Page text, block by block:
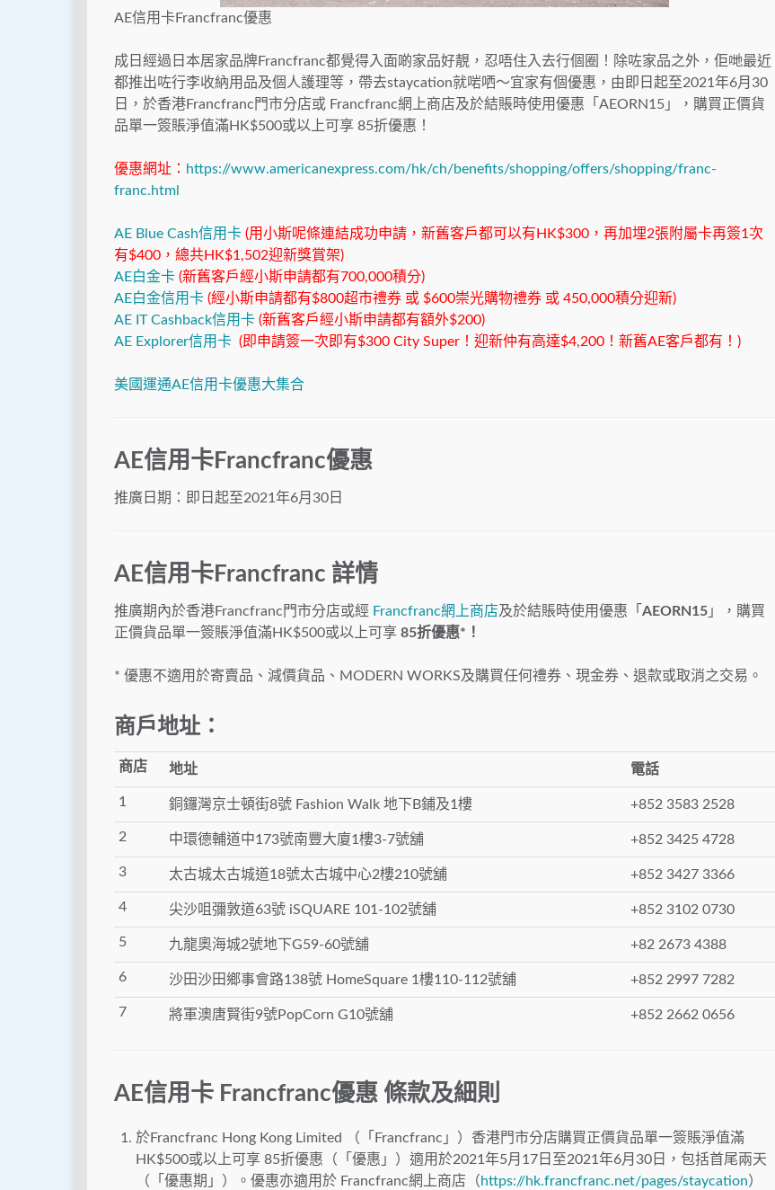
AE信用卡Francfranc優惠
成日經過日本居家品牌Francfranc都覺得入面啲家品好靚，忍唔住入去行個圈！除咗家品之外，佢哋最近
都推出咗行李收納用品及個人護理等，帶去staycation就啱哂～宜家有個優惠，由即日起至2021年6月30
日，於香港Francfranc⾨市分店或 Francfranc網上商店及於結賬時使用優惠「AEORN15」，購買正價貨
品單⼀簽賬淨值滿HK$500或以上可享 85折優惠！
優惠網址： https://www.americanexpress.com/hk/ch/benefits/shopping/offers/shopping/franc-
franc.html
AE Blue Cash信用卡 (用小斯呢條連結成功申請，新舊客戶都可以有HK$300，再加埋2張附屬卡再簽1次
有$400，總共HK$1,502迎新獎賞架)
AE白金卡 (新舊客戶經小斯申請都有700,000積分)
AE白金信用卡 (經小斯申請都有$800超市禮券 或 $600崇光購物禮券 或 450,000積分迎新)
AE IT Cashback信用卡 (新舊客戶經小斯申請都有額外$200)
AE Explorer信用卡 (即申請簽一次即有$300 City Super！迎新仲有高達$4,200！新舊AE客戶都有！)
美國運通AE信用卡優惠大集合
AE信用卡Francfranc優惠
推廣日期：即日起至2021年6月30日
AE信用卡Francfranc 詳情
推廣期內於香港Francfranc⾨市分店或經 Francfranc網上商店及於結賬時使用優惠「 AEORN15 」，購買
正價貨品單⼀簽賬淨值滿HK$500或以上可享 85折優惠*！
* 優惠不適⽤於寄賣品、減價貨品、MODERN WORKS及購買任何禮券、現金券、退款或取消之交易。
商戶地址：
商店 地址 電話
1 銅鑼灣京士頓街8號 Fashion Walk 地下B鋪及1樓 +852 3583 2528
2 中環德輔道中173號南豐大廈1樓3-7號舖 +852 3425 4728
3 太古城太古城道18號太古城中心2樓210號舖 +852 3427 3366
4 尖沙咀彌敦道63號 iSQUARE 101-102號舖 +852 3102 0730
5 九龍奧海城2號地下G59-60號舖 +82 2673 4388
6 沙田沙田鄉事會路138號 HomeSquare 1樓110-112號舖 +852 2997 7282
7 將軍澳唐賢街9號PopCorn G10號舖 +852 2662 0656
AE信用卡 Francfranc優惠 條款及細則
於Francfranc Hong Kong Limited （「Francfranc」）香港⾨市分店購買正價貨品單⼀簽賬淨值滿
HK$500或以上可享 85折優惠（「優惠」）適用於2021年5月17日至2021年6月30日，包括首尾兩天
（「優惠期」）。優惠亦適用於 Francfranc網上商店（ https://hk.francfranc.net/pages/staycation）